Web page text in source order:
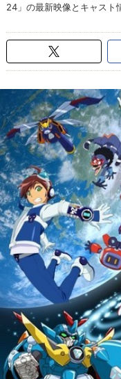
24」の最新映像とキャスト